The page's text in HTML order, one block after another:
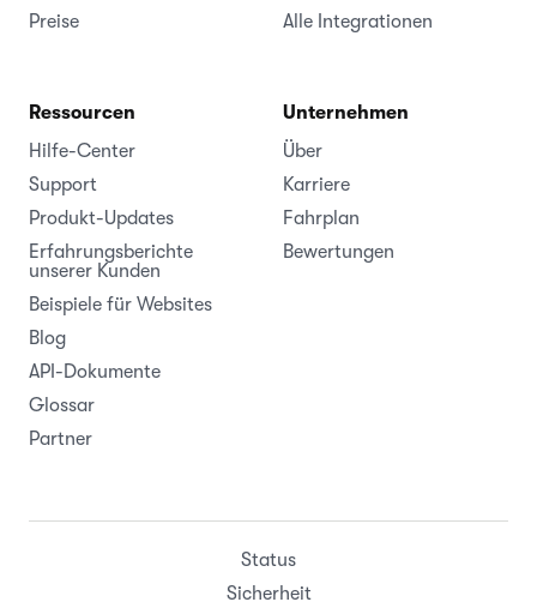
Preise
Alle Integrationen
Ressourcen
Hilfe-Center
Support
Produkt-Updates
Erfahrungsberichte
unserer Kunden
Beispiele für Websites
Blog
API-Dokumente
Glossar
Partner
Unternehmen
Über
Karriere
Fahrplan
Bewertungen
Status
Sicherheit